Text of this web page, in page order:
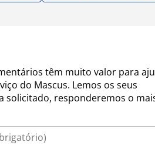
têm muito valor para
do Mascus. Lemos os seus
solicitado, responderemos o